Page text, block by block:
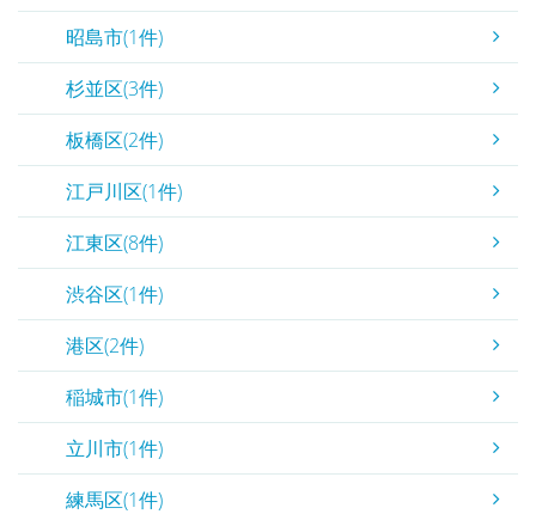
昭島市(1件)
杉並区(3件)
板橋区(2件)
江戸川区(1件)
江東区(8件)
渋谷区(1件)
港区(2件)
稲城市(1件)
立川市(1件)
練馬区(1件)